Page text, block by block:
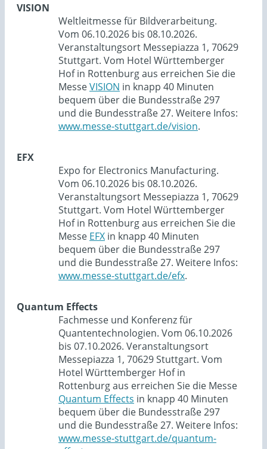
VISION
Weltleitmesse für Bildverarbeitung.
Vom 06.10.2026 bis 08.10.2026.
Veranstaltungsort Messepiazza 1, 70629
Stuttgart. Vom Hotel Württemberger
Hof in Rottenburg aus erreichen Sie die
MesseVISION in knapp 40 Minuten
bequem über die Bundesstraße 297
und die Bundesstraße 27. Weitere Infos:
www.messe-stuttgart.de/vision.
EFX
Expo for Electronics Manufacturing.
Vom 06.10.2026 bis 08.10.2026.
Veranstaltungsort Messepiazza 1, 70629
Stuttgart. Vom Hotel Württemberger
Hof in Rottenburg aus erreichen Sie die
Messe EFX in knapp 40 Minuten
bequem über die Bundesstraße 297
und die Bundesstraße 27. Weitere Infos:
www.messe-stuttgart.de/efx.
Quantum Effects
Fachmesse und Konferenz für
Quantentechnologien. Vom 06.10.2026
bis 07.10.2026. Veranstaltungsort
Messepiazza 1, 70629 Stuttgart. Vom
Hotel Württemberger Hof in
Rottenburg aus erreichen Sie die Messe
Quantum Effects in knapp 40 Minuten
bequem über die Bundesstraße 297
und die Bundesstraße 27. Weitere Infos:
www.messe-stuttgart.de/quantum-